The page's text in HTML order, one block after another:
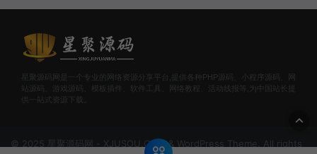
星聚源码网是一个专业的网络资源分享平台,提供各种PHP源码、小程序源码、网
站源码、游戏源码、模板插件、软件工具、网络教程、活动线报等,为中国站长提
供一站式资源下载。
© 2025 星聚源码网 - XJUSOU.COM & WordPress Theme. All rights